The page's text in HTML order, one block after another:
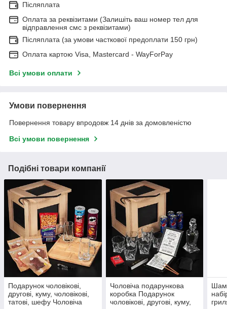
Післяплата
Оплата за реквізитами (Залишіть ваш номер тел для
відправлення смс з реквізитами)
Післяплата (за умови часткової предоплати 150 грн)
Оплата картою Visa, Mastercard - WayForPay
Всі умови оплати
Умови повернення
Повернення товару впродовж 14 днів за домовленістю
Всі умови повернення
Подібні товари компанії
Подарунок чоловікові,
другові, куму, чоловікові,
татові, шефу Чоловіча
Чоловіча подарункова
коробка Подарунок
чоловікові, другові, куму,